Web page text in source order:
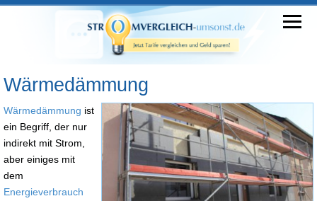
Wärmedämmung
Wärmedämmung ist
ein Begriff, der nur
indirekt mit Strom,
aber einiges mit
dem
Energieverbrauch